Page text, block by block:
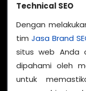
Technical SEO
Dengan
tim Jasa Brand
situs web Anda
dipahami oleh
untuk